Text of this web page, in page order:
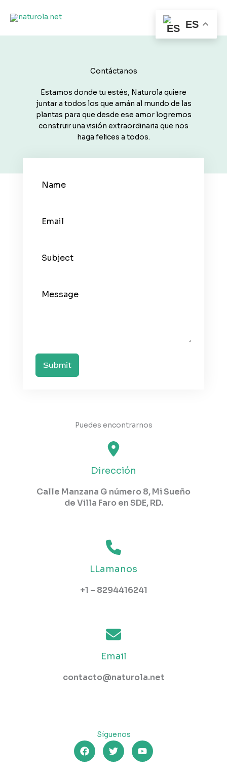
Contáctanos
Estamos donde tu estés, Naturola quiere
juntar a todos los que amán al mundo de las
plantas para que desde ese amor logremos
construir una visión extraordinaria que nos
haga felices a todos.
Submit
Puedes encontrarnos
Dirección
Calle Manzana G número 8, Mi Sueño
de Villa Faro en SDE, RD.​
LLamanos
+1 – 8294416241
Email
contacto@naturola.net
Síguenos
ES